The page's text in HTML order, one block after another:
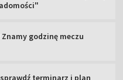
godzinę meczu
terminarz i plan